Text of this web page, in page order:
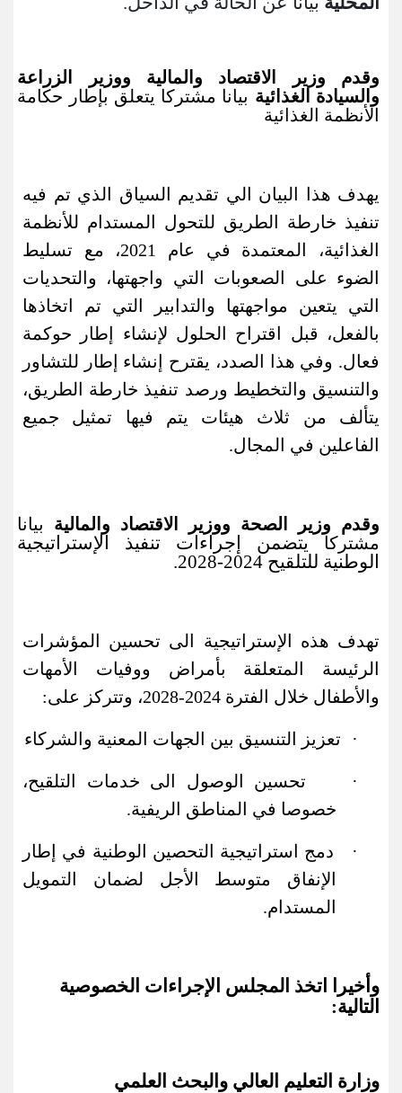
وقدم وزير الاقتصاد والمالية ووزير الزراعة
والسيادة الغذائية بيانا مشتركا يتعلق بإطار حكامة
الأنظمة الغذائية
يهدف هذا البيان الي تقديم السياق الذي تم فيه
تنفيذ خارطة الطريق للتحول المستدام للأنظمة
الغذائية، المعتمدة في عام 2021، مع تسليط
الضوء على الصعوبات التي واجهتها، والتحديات
التي يتعين مواجهتها والتدابير التي تم اتخاذها
بالفعل، قبل اقتراح الحلول لإنشاء إطار حوكمة
فعال. وفي هذا الصدد، يقترح إنشاء إطار للتشاور
والتنسيق والتخطيط ورصد تنفيذ خارطة الطريق،
يتألف من ثلاث هيئات يتم فيها تمثيل جميع
الفاعلين في المجال.
وقدم وزير الصحة ووزير الاقتصاد والمالية
بيانا
مشتركا يتضمن إجراءات تنفيذ الإستراتيجية
الوطنية للتلقيح 2024-2028.
تهدف هذه الإستراتيجية الى تحسين المؤشرات
الرئيسة المتعلقة بأمراض ووفيات الأمهات
والأطفال خلال الفترة 2024-2028، وتتركز على:
· تعزيز التنسيق بين الجهات المعنية والشركاء
·
تحسين الوصول الى خدمات التلقيح،
خصوصا في المناطق الريفية.
·
دمج استراتيجية التحصين الوطنية في إطار
الإنفاق متوسط الأجل لضمان التمويل
المستدام.
وأخيرا اتخذ المجلس الإجراءات الخصوصية
التالية:
وزارة التعليم العالي والبحث العلمي